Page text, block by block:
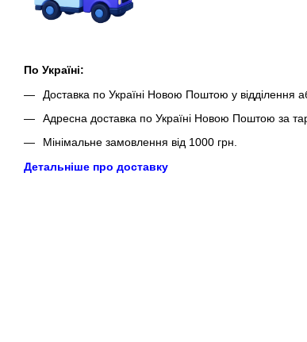
По Україні:
Доставка по Україні Новою Поштою у відділення
Адресна доставка по Україні Новою Поштою за
Мінімальне замовлення від 1000 грн.
Детальніше про доставку